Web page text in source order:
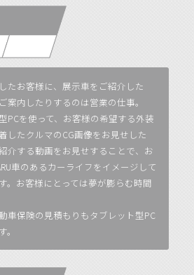
たお客様に、展示車をご紹介した
案内したりするのは営業の仕事。
PCを使って、お客様の希望する外装
したクルマのCG画像をお見せした
介する動画をお見せすることで、お
車のあるカーライフをイメージして
。お客様にとっては夢が膨らむ時間
車保険の見積もりもタブレット型PC